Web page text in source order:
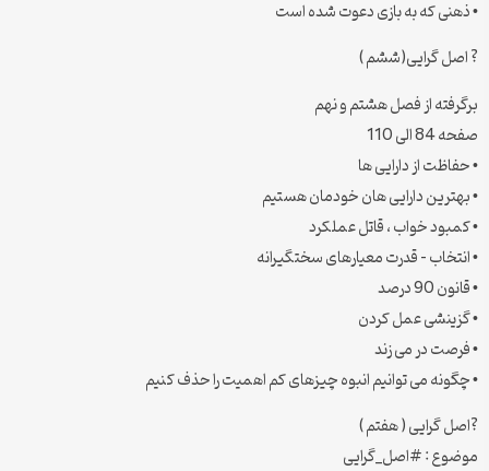
• ذهنی که به بازی دعوت شده است
? اصل گرایی(ششم )
برگرفته از فصل هشتم و نهم
صفحه 84 الی 110
• حفاظت از دارایی ها
• بهترین دارایی هان خودمان هستیم
• کمبود خواب ، قاتل عملکرد
• انتخاب – قدرت معیارهای سختگیرانه
• قانون 90 درصد
• گزینشی عمل کردن
• فرصت در می زند
• چگونه می توانیم انبوه چیزهای کم اهمیت را حذف کنیم
?اصل گرایی ( هفتم )
موضوع : #اصل_گرایی